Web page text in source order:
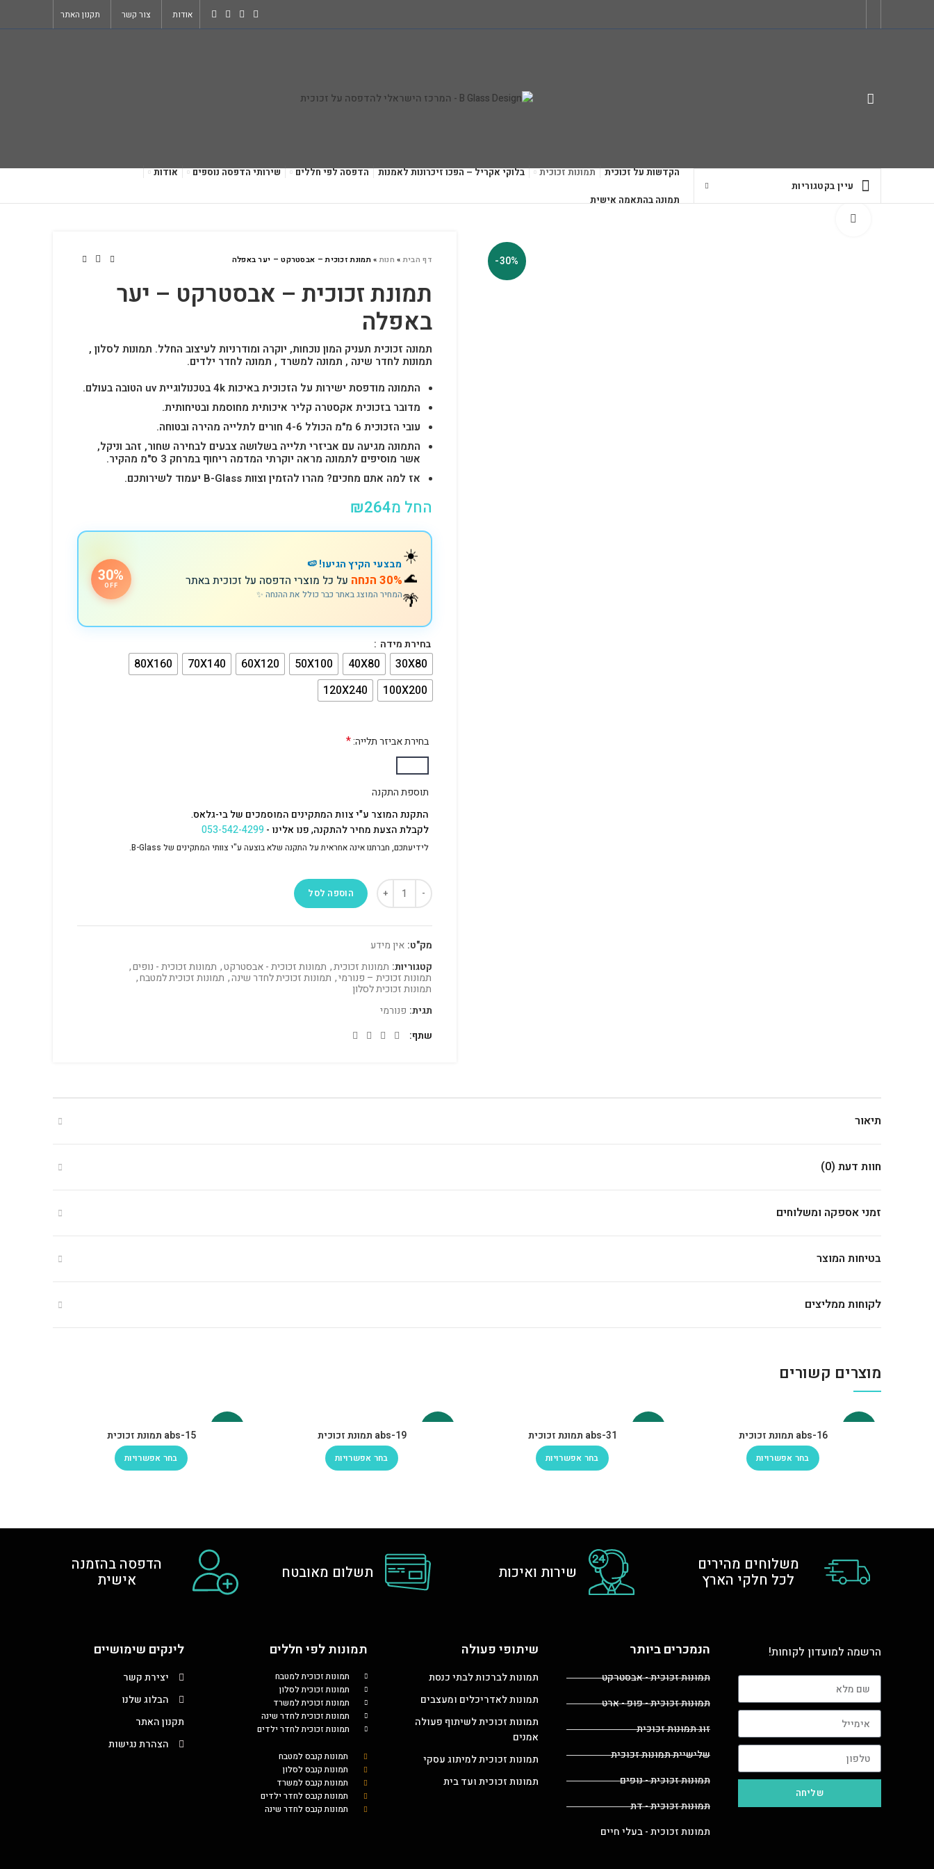
אודות צור קשר תקנון האתר
עיין בקטגוריות
הקדשות על זכוכית תמונות זכוכית בלוקי אקריל – הפכו זיכרונות לאמנות הדפסה לפי חללים שירותי הדפסה נוספים אודות
תמונה בהתאמה אישית
-30% דף הבית» חנות»תמונת זכוכית – אבסטרקט – יער באפלה
תמונת זכוכית – אבסטרקט – יער
באפלה
תמונה זכוכית תעניק המון נוכחות, יוקרה ומודרניות לעיצוב החלל. תמונות לסלון ,
תמונות לחדר שינה , תמונה למשרד , תמונה לחדר ילדים.
התמונה מודפסת ישירות על הזכוכית באיכות 4k בטכנולוגיית uv הטובה בעולם.
מדובר בזכוכית אקסטרה קליר איכותית מחוסמת ובטיחותית.
עובי הזכוכית 6 מ"מ הכולל 4-6 חורים לתלייה מהירה ובטוחה.
התמונה מגיעה עם אביזרי תלייה בשלושה צבעים לבחירה שחור, זהב וניקל,
אשר מוסיפים לתמונה מראה יוקרתי המדמה ריחוף במרחק 3 ס"מ מהקיר.
אז למה אתם מחכים? מהרו להזמין וצוות B-Glass יעמוד לשירותכם.
החל מ ₪264
☀️
🌊
🌴
מבצעי הקיץ הגיעו! 🍉
30% הנחה על כל מוצרי הדפסה על זכוכית באתר
המחיר המוצג באתר כבר כולל את ההנחה ✨
30%
OFF
בחירת מידה
30X80
40X80
50X100
60X120
70X140
80X160
100X200
120X240
בחירת אביזר תלייה:*
תוספת התקנה
התקנת המוצר ע"י צוות המתקינים המוסמכים של בי-גלאס.
לקבלת הצעת מחיר להתקנה, פנו אלינו -053-542-4299
לידיעתכם, חברתנו אינה אחראית על התקנה שלא בוצעה ע"י צוותי המתקינים של B-Glass.
הוספה לסל
מק"ט: אין מידע
קטגוריות: תמונות זכוכית, תמונות זכוכית - אבסטרקט, תמונות זכוכית - נופים,
תמונות זכוכית – פנורמי, תמונות זכוכית לחדר שינה, תמונות זכוכית למטבח,
תמונות זכוכית לסלון
תגית: פנורמי
שתף
תיאור
חוות דעת (0)
זמני אספקה ומשלוחים
בטיחות המוצר
לקוחות ממליצים
מוצרים קשורים
abs-16 תמונת זכוכית
בחר אפשרויות
abs-31 תמונת זכוכית
בחר אפשרויות
abs-19 תמונת זכוכית
בחר אפשרויות
abs-15 תמונת זכוכית
בחר אפשרויות
משלוחים מהירים
לכל חלקי הארץ שירות ואיכות תשלום מאובטח הדפסה בהזמנה
אישית
הרשמה למועדון לקוחות!
שליחה
הנמכרים ביותר
תמונות זכוכית - אבסטרקט
תמונות זכוכית - פופ - ארט
זוג תמונות זכוכית
שלישיית תמונות זכוכית
תמונות זכוכית - נופים
תמונות זכוכית - דת
תמונות זכוכית - בעלי חיים
שיתופי פעולה
תמונות לברכות לבתי כנסת
תמונות לאדריכלים ומעצבים
תמונות זכוכית לשיתוף פעולה
אמנים
תמונות זכוכית למיתוג עסקי
תמונות זכוכית ועד בית
תמונות לפי חללים
תמונות זכוכית למטבח
תמונות זכוכית לסלון
תמונות זכוכית למשרד
תמונות זכוכית לחדר שינה
תמונות זכוכית לחדר ילדים
תמונות קנבס למטבח
תמונות קנבס לסלון
תמונות קנבס למשרד
תמונות קנבס לחדר ילדים
תמונות קנבס לחדר שינה
לינקים שימושיים
יצירת קשר
הבלוג שלנו
תקנון האתר
הצהרת נגישות